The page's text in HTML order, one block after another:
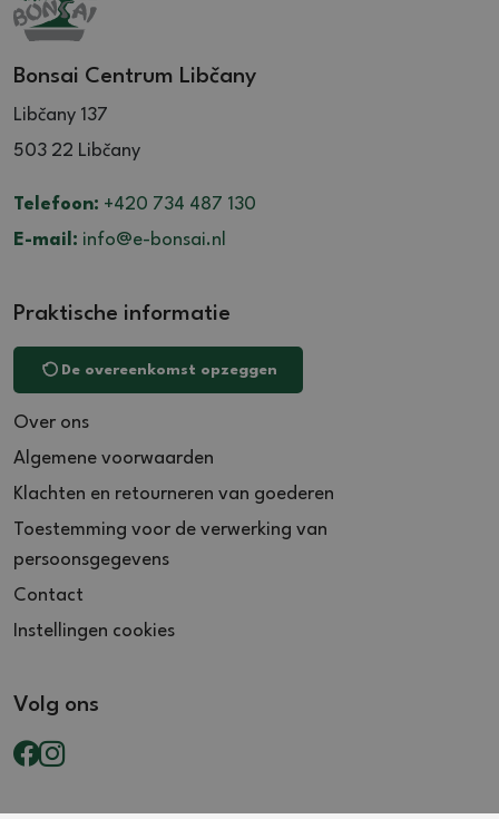
Bonsai Centrum Libčany
Libčany 137
503 22 Libčany
Telefoon: +420 734 487 130
E-mail: info@e-bonsai.nl
Praktische informatie
De overeenkomst opzeggen
Over ons
Algemene voorwaarden
Klachten en retourneren van goederen
Toestemming voor de verwerking van
persoonsgegevens
Contact
Instellingen cookies
Volg ons